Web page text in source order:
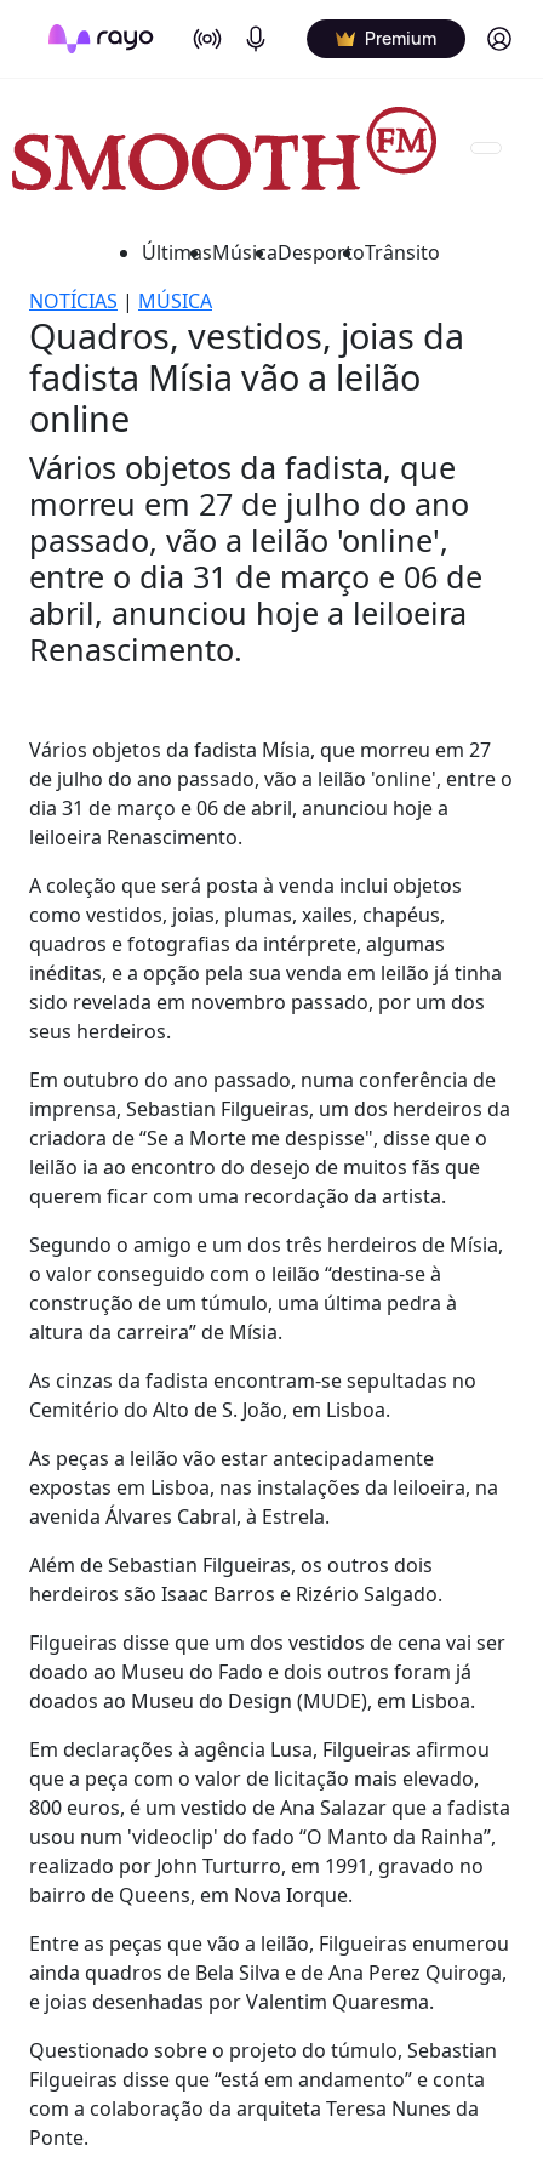
On Air Podcasts Premium Log in
ÚltimasMúsicaDesportoTrânsito
NOTÍCIAS | MÚSICA
Quadros, vestidos, joias da
fadista Mísia vão a leilão
online
Vários objetos da fadista, que
morreu em 27 de julho do ano
passado, vão a leilão 'online',
entre o dia 31 de março e 06 de
abril, anunciou hoje a leiloeira
Renascimento.
Vários objetos da fadista Mísia, que morreu em 27
de julho do ano passado, vão a leilão 'online', entre o
dia 31 de março e 06 de abril, anunciou hoje a
leiloeira Renascimento.
A coleção que será posta à venda inclui objetos
como vestidos, joias, plumas, xailes, chapéus,
quadros e fotografias da intérprete, algumas
inéditas, e a opção pela sua venda em leilão já tinha
sido revelada em novembro passado, por um dos
seus herdeiros.
Em outubro do ano passado, numa conferência de
imprensa, Sebastian Filgueiras, um dos herdeiros da
criadora de “Se a Morte me despisse", disse que o
leilão ia ao encontro do desejo de muitos fãs que
querem ficar com uma recordação da artista.
Segundo o amigo e um dos três herdeiros de Mísia,
o valor conseguido com o leilão “destina-se à
construção de um túmulo, uma última pedra à
altura da carreira” de Mísia.
As cinzas da fadista encontram-se sepultadas no
Cemitério do Alto de S. João, em Lisboa.
As peças a leilão vão estar antecipadamente
expostas em Lisboa, nas instalações da leiloeira, na
avenida Álvares Cabral, à Estrela.
Além de Sebastian Filgueiras, os outros dois
herdeiros são Isaac Barros e Rizério Salgado.
Filgueiras disse que um dos vestidos de cena vai ser
doado ao Museu do Fado e dois outros foram já
doados ao Museu do Design (MUDE), em Lisboa.
Em declarações à agência Lusa, Filgueiras afirmou
que a peça com o valor de licitação mais elevado,
800 euros, é um vestido de Ana Salazar que a fadista
usou num 'videoclip' do fado “O Manto da Rainha”,
realizado por John Turturro, em 1991, gravado no
bairro de Queens, em Nova Iorque.
Entre as peças que vão a leilão, Filgueiras enumerou
ainda quadros de Bela Silva e de Ana Perez Quiroga,
e joias desenhadas por Valentim Quaresma.
Questionado sobre o projeto do túmulo, Sebastian
Filgueiras disse que “está em andamento” e conta
com a colaboração da arquiteta Teresa Nunes da
Ponte.